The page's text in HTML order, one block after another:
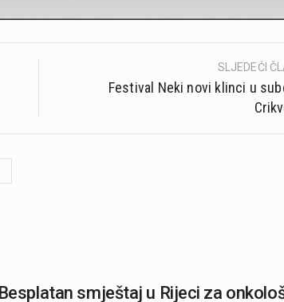
SLJEDEĆI
Festival Neki novi klinci u
Besplatan smještaj u Rijeci za